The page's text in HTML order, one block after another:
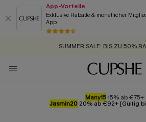
App-Vorteile
Exklusive Rabatte & monatlicher
App
GRATIS MASSBAND MIT JEDEM
SUMMER SALE: BIS ZU 50%
ZUM NEWSLETTER:BIS ZU -20%
KOSTENLOSER VERSAND AB
Many1515% ab €75+
Jasmin2020% ab €92+ [Gültig